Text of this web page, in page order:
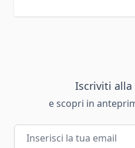
Iscriviti
e scopri in
Indirizzo email